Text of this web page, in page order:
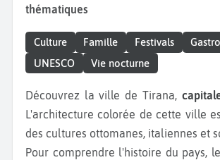
thématiques
Culture Famille Festivals
UNESCO
Vie nocturne
Découvrez la ville de Tirana,
L'architecture colorée de cette ville
des cultures ottomanes, italiennes et
Pour comprendre l'histoire du pays,